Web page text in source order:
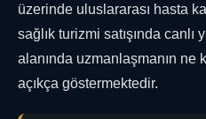
üzerinde uluslararası hasta
sağlık turizmi satışında
alanında uzmanlaşmanın ne
açıkça göstermektedir.